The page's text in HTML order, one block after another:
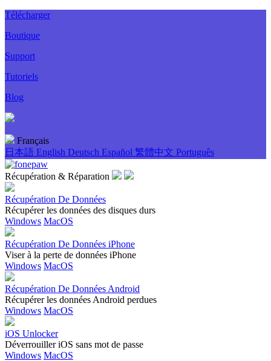
Télécharger
Boutique
Support
Tutoriels
Blog
Français
日本語 English Deutsch Español 繁體中文 Português
Récupération & Réparation
Récupération De Données
Récupérer les données des disques durs
Windows MacOS
Récupération De Données iPhone
Viser à la perte de données iPhone
Windows MacOS
Récupération De Données Android
Récupérer les données Android perdues
Windows MacOS
iOS Unlocker
Déverrouiller iOS sans mot de passe
Windows MacOS